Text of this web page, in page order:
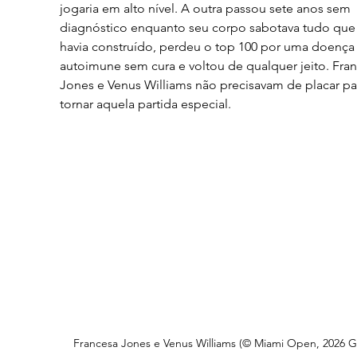
jogaria em alto nível. A outra passou sete anos sem
diagnóstico enquanto seu corpo sabotava tudo
havia construído, perdeu o top 100 por uma doença
autoimune sem cura e voltou de qualquer jeito.
Jones e Venus Williams não precisavam de placar
tornar aquela partida especial.
Francesa Jones e Venus Williams (© Miami Open, 2026